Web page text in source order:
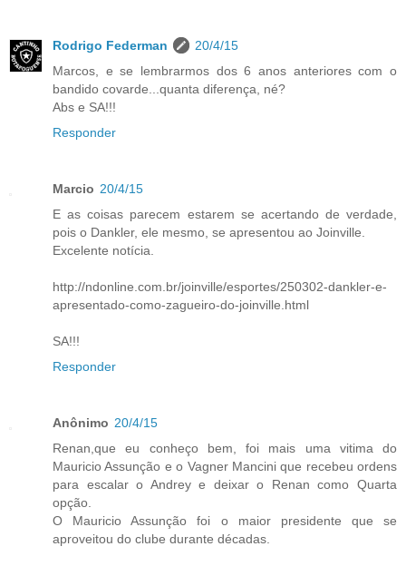
Rodrigo Federman
20/4/15
Marcos, e se lembrarmos dos 6 anos anteriores com o
bandido covarde...quanta diferença, né?
Abs e SA!!!
Responder
Marcio 20/4/15
E as coisas parecem estarem se acertando de verdade,
pois o Dankler, ele mesmo, se apresentou ao Joinville.
Excelente notícia.
http://ndonline.com.br/joinville/esportes/250302-dankler-e-
apresentado-como-zagueiro-do-joinville.html
SA!!!
Responder
Anônimo 20/4/15
Renan,que eu conheço bem, foi mais uma vitima do
Mauricio Assunção e o Vagner Mancini que recebeu ordens
para escalar o Andrey e deixar o Renan como Quarta
opção.
O Mauricio Assunção foi o maior presidente que se
aproveitou do clube durante décadas.